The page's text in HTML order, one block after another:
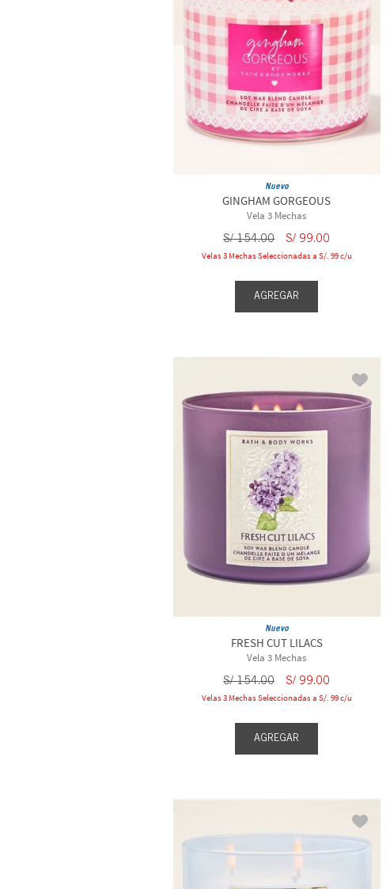
Nuevo
GINGHAM GORGEOUS
Vela 3 Mechas
S/ 154.00 S/ 99.00
Velas 3 Mechas Seleccionadas a S/. 99 c/u
AGREGAR
Nuevo
FRESH CUT LILACS
Vela 3 Mechas
S/ 154.00 S/ 99.00
Velas 3 Mechas Seleccionadas a S/. 99 c/u
AGREGAR